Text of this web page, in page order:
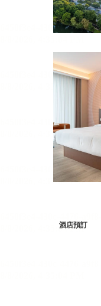
酒店預訂